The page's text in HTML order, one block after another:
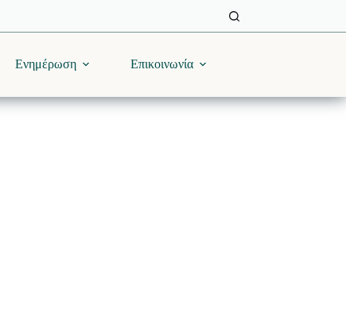
Ενημέρωση Επικοινωνία